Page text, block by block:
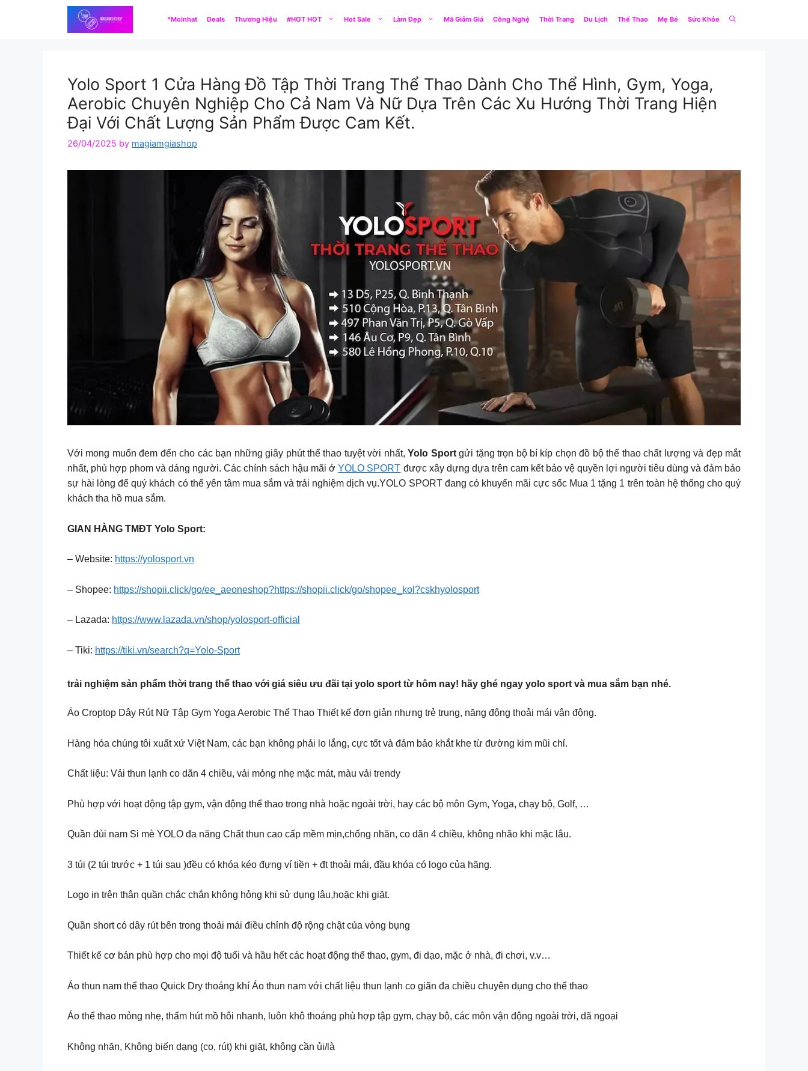
*Moinhat Deals Thương Hiệu #HOT HOT Hot Sale Làm Đẹp Mã Giảm Giá Công Nghệ Thời Trang Du Lịch Thể Thao Mẹ Bé Sức Khỏe
Yolo Sport 1 Cửa Hàng Đồ Tập Thời Trang Thể Thao Dành Cho Thể Hình, Gym, Yoga,
Aerobic Chuyên Nghiệp Cho Cả Nam Và Nữ Dựa Trên Các Xu Hướng Thời Trang Hiện
Đại Với Chất Lượng Sản Phẩm Được Cam Kết.
26/04/2025 by magiamgiashop
Với mong muốn đem đến cho các bạn những giây phút thể thao tuyệt vời nhất, Yolo Sportgửi tặng trọn bộ bí kíp chọn đồ bộ thể thao chất lượng và đẹp mắt
nhất, phù hợp phom và dáng người. Các chính sách hậu mãi ở YOLO SPORT được xây dựng dựa trên cam kết bảo vệ quyền lợi người tiêu dùng và đảm bảo
sự hài lòng để quý khách có thể yên tâm mua sắm và trải nghiệm dịch vụ.YOLO SPORT đang có khuyến mãi cực sốc Mua 1 tặng 1 trên toàn hệ thống cho quý
khách tha hồ mua sắm.
GIAN HÀNG TMĐT Yolo Sport:
– Website: https://yolosport.vn
– Shopee: https://shopii.click/go/ee_aeoneshop?https://shopii.click/go/shopee_kol?cskhyolosport
– Lazada: https://www.lazada.vn/shop/yolosport-official
– Tiki: https://tiki.vn/search?q=Yolo-Sport
trải nghiệm sản phẩm thời trang thể thao với giá siêu ưu đãi tại yolo sport từ hôm nay! hãy ghé ngay yolo sport và mua sắm bạn nhé.
Áo Croptop Dây Rút Nữ Tập Gym Yoga Aerobic Thể Thao Thiết kế đơn giản nhưng trẻ trung, năng động thoải mái vận động.
Hàng hóa chúng tôi xuất xứ Việt Nam, các bạn không phải lo lắng, cực tốt và đảm bảo khắt khe từ đường kim mũi chỉ.
Chất liệu: Vải thun lạnh co dãn 4 chiều, vải mỏng nhẹ mặc mát, màu vải trendy
Phù hợp với hoạt động tập gym, vận động thể thao trong nhà hoặc ngoài trời, hay các bộ môn Gym, Yoga, chạy bộ, Golf, …
Quần đùi nam Si mè YOLO đa năng Chất thun cao cấp mềm mịn,chống nhăn, co dãn 4 chiều, không nhão khi mặc lâu.
3 túi (2 túi trước + 1 túi sau )đều có khóa kéo đựng ví tiền + đt thoải mái, đầu khóa có logo của hãng.
Logo in trên thân quần chắc chắn không hỏng khi sử dụng lâu,hoặc khi giặt.
Quần short có dây rút bên trong thoải mái điều chỉnh độ rộng chật của vòng bụng
Thiết kế cơ bản phù hợp cho mọi độ tuổi và hầu hết các hoạt động thể thao, gym, đi dạo, mặc ở nhà, đi chơi, v.v…
Áo thun nam thể thao Quick Dry thoáng khí Áo thun nam với chất liệu thun lạnh co giãn đa chiều chuyên dụng cho thể thao
Áo thể thao mỏng nhẹ, thấm hút mồ hôi nhanh, luôn khô thoáng phù hợp tập gym, chạy bộ, các môn vận động ngoài trời, dã ngoại
Không nhăn, Không biến dạng (co, rút) khi giặt, không cần ủi/là